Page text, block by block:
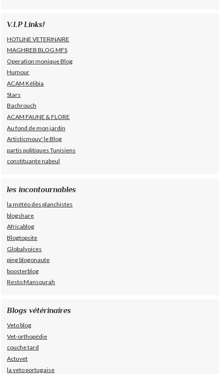
V.I.P Links!
HOTLINE VETERINAIRE
MAGHREB BLOG MFS
Operation monique Blog
Humour
ACAM Kélibia
Stars
Bachrouch
ACAM FAUNE & FLORE
Au fond de mon jardin
Artisticmouv' le Blog
partis politiques Tunisiens
constituante nabeul
les incontournables
la météo des planchistes
blogshare
Africablog
Blogtopsite
Globalvoices
ping blogonaute
boosterblog
Resto Mansourah
Blogs vétérinaires
Veto blog
Vet-orthopédie
couche tard
Actuvet
la veto portugaise